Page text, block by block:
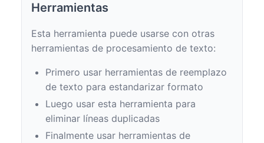
Herramientas
Esta herramienta puede usarse con otras
herramientas de procesamiento de texto:
Primero usar herramientas de reemplazo
de texto para estandarizar formato
Luego usar esta herramienta para
eliminar líneas duplicadas
Finalmente usar herramientas de